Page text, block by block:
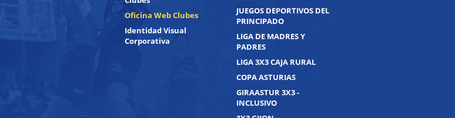
Oficina Web Clubes
Identidad Visual
Corporativa
JUEGOS DEPORTIVOS DEL
PRINCIPADO
LIGA DE MADRES Y
PADRES
LIGA 3X3 CAJA RURAL
COPA ASTURIAS
GIRAASTUR 3X3 -
INCLUSIVO